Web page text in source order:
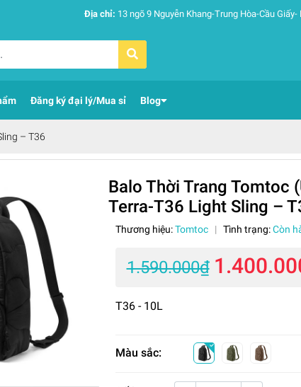
Địa chỉ: 13 ngõ 9 Nguyễn Khang-Trung Hòa-Cầu
Đăng ký đại lý/Mua sỉ Blog
– T36
Balo Thời Trang Tomtoc
Terra-T36 Light Sling –
Thương hiệu:Tomtoc | Tình trạng:Còn
1.590.000₫
T36 - 10L
Màu sắc: